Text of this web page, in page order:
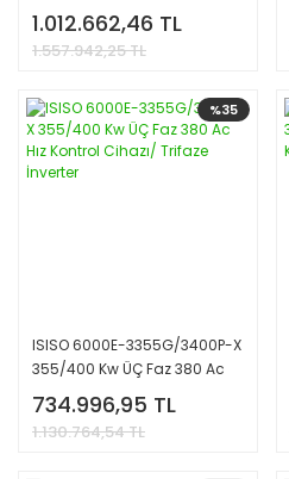
Cihazı/ Trifaze İnverter
1.012.662,46 TL
1.557.942,25 TL
%35
ISISO 6000E-3355G/3400P-X
355/400 Kw ÜÇ Faz 380 Ac
Hız Kontrol Cihazı/ Trifaze
İnverter
734.996,95 TL
1.130.764,54 TL